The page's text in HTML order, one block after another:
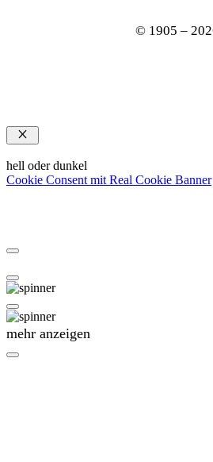
© 1905 –
Schließen
hell oder dunkel
Cookie Consent mit Real Cookie Banner
mehr anzeigen